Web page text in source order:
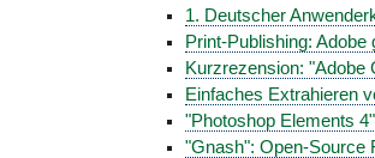
1. Deutscher
Print-Publishing:
Kurzrezension: "Adobe
Einfaches Extrahieren
"Photoshop Elements
"Gnash": Open-Source